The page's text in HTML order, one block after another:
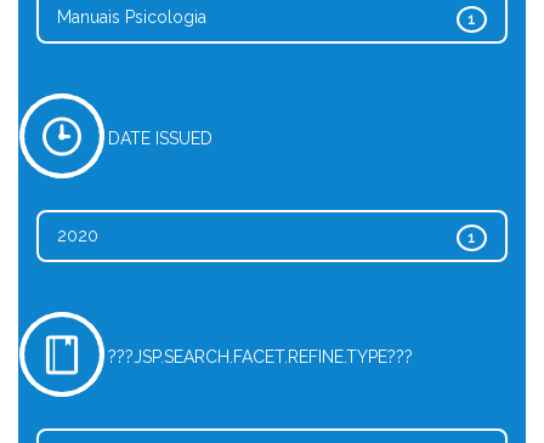
1
Manuais Psicologia
DATE ISSUED
1
2020
???JSP.SEARCH.FACET.REFINE.TYPE???